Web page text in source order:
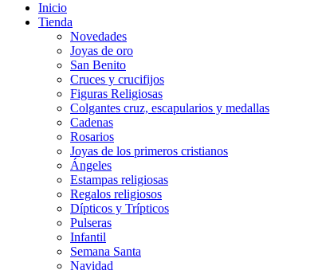
Inicio
Tienda
Novedades
Joyas de oro
San Benito
Cruces y crucifijos
Figuras Religiosas
Colgantes cruz, escapularios y medallas
Cadenas
Rosarios
Joyas de los primeros cristianos
Ángeles
Estampas religiosas
Regalos religiosos
Dípticos y Trípticos
Pulseras
Infantil
Semana Santa
Navidad